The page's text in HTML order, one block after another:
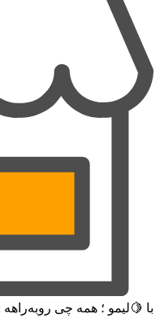
با 🍋لیمو ؛ همه چی رو‌به‌راهه